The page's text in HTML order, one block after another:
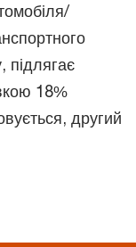
підлягає
18%
другий